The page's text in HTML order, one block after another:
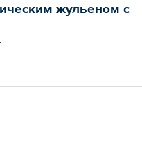
жульеном с